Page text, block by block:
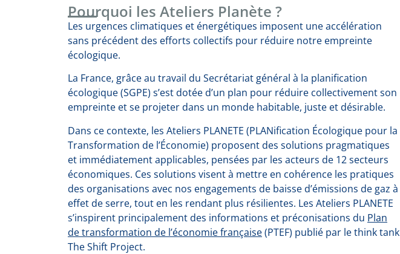
Pourquoi les Ateliers Planète ?
Les urgences climatiques et énergétiques imposent une accélération
sans précédent des efforts collectifs pour réduire notre empreinte
écologique.
La France, grâce au travail du Secrétariat général à la planification
écologique (SGPE) s’est dotée d’un plan pour réduire collectivement son
empreinte et se projeter dans un monde habitable, juste et désirable.
Dans ce contexte, les Ateliers PLANETE (PLANification Écologique pour la
Transformation de l’Économie) proposent des solutions pragmatiques
et immédiatement applicables, pensées par les acteurs de 12 secteurs
économiques. Ces solutions visent à mettre en cohérence les pratiques
des organisations avec nos engagements de baisse d’émissions de gaz à
effet de serre, tout en les rendant plus résilientes. Les Ateliers PLANETE
s’inspirent principalement des informations et préconisations du Plan
de transformation de l’économie française(PTEF) publié par le think tank
The Shift Project.